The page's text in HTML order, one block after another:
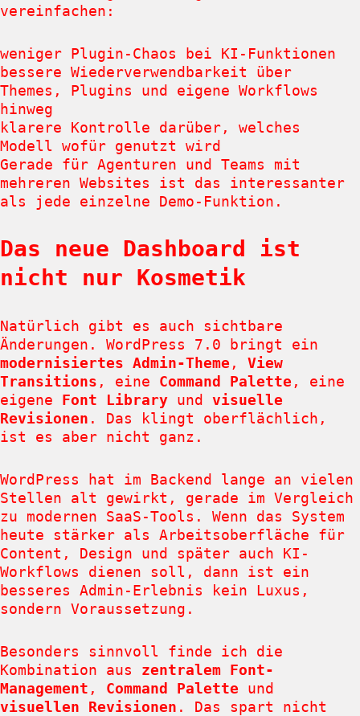
vereinfachen:
weniger Plugin-Chaos bei KI-Funktionen
bessere Wiederverwendbarkeit über
Themes, Plugins und eigene Workflows
hinweg
klarere Kontrolle darüber, welches
Modell wofür genutzt wird
Gerade für Agenturen und Teams mit
mehreren Websites ist das interessanter
als jede einzelne Demo-Funktion.
Das neue Dashboard ist
nicht nur Kosmetik
Natürlich gibt es auch sichtbare
Änderungen. WordPress 7.0 bringt ein
modernisiertes Admin-Theme , View
Transitions , eine Command Palette , eine
eigene Font Library und visuelle
Revisionen . Das klingt oberflächlich,
ist es aber nicht ganz.
WordPress hat im Backend lange an vielen
Stellen alt gewirkt, gerade im Vergleich
zu modernen SaaS-Tools. Wenn das System
heute stärker als Arbeitsoberfläche für
Content, Design und später auch KI-
Workflows dienen soll, dann ist ein
besseres Admin-Erlebnis kein Luxus,
sondern Voraussetzung.
Besonders sinnvoll finde ich die
Kombination aus zentralem Font-
Management , Command Palette und
visuellen Revisionen . Das spart nicht